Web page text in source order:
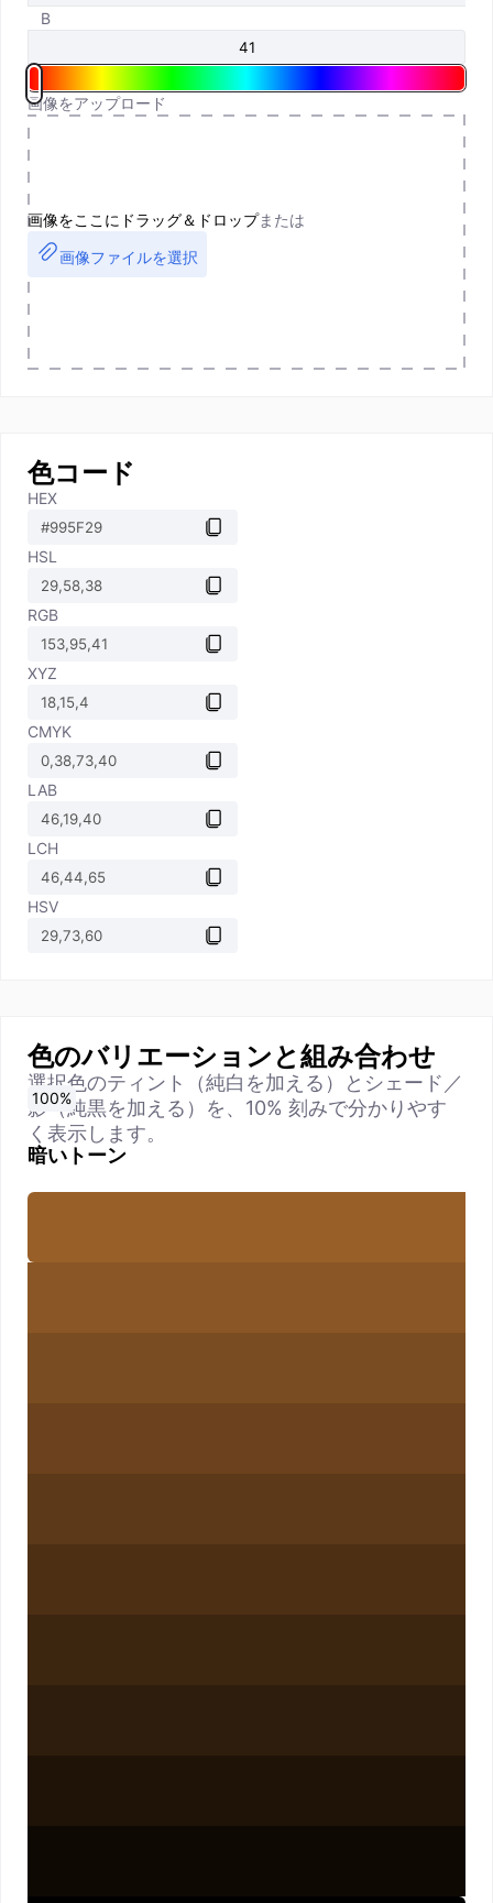
B
画像をアップロード
画像をここにドラッグ＆ドロップまたは
画像ファイルを選択
色コード
HEX
HSL
RGB
XYZ
CMYK
LAB
LCH
HSV
色のバリエーションと組み合わせ
選択色のティント（純白を加える）とシェード／
影（純黒を加える）を、10% 刻みで分かりやす
く表示します。
暗いトーン
0%
10%
20%
30%
40%
50%
60%
70%
80%
90%
100%